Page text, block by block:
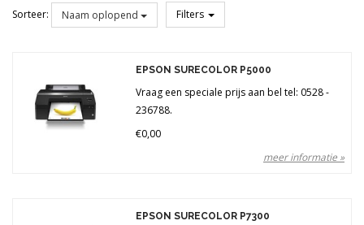
Sorteer: Naam oplopend Filters
Prijs
EPSON SURECOLOR P5000
Vraag een speciale prijs aan bel tel: 0528 -
236788.
€0,00
meer informatie »
EPSON SURECOLOR P7300